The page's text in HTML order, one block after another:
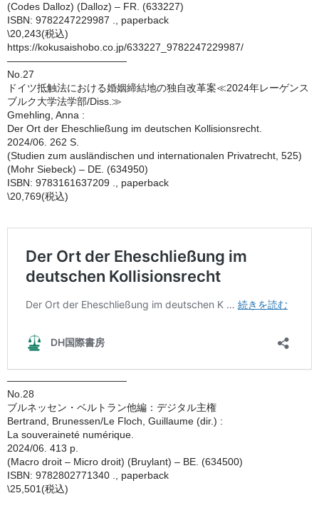
(Codes Dalloz) (Dalloz) – FR. (633227)
ISBN: 9782247229987 ., paperback
\20,243(税込)
https://kokusaishobo.co.jp/633227_9782247229987/
————————————
No.27
ドイツ抵触法における婚姻締結地の独自改革案≪2024年レーゲンス
ブルク大学法学部/Diss.≫
Gmehling, Anna :
Der Ort der Eheschließung im deutschen Kollisionsrecht.
2024/06. 262 S.
(Studien zum ausländischen und internationalen Privatrecht, 525)
(Mohr Siebeck) – DE. (634950)
ISBN: 9783161637209 ., paperback
\20,769(税込)
————————————
No.28
ブルネッセン・ベルトラン他編：デジタル主権
Bertrand, Brunessen/Le Floch, Guillaume (dir.) :
La souveraineté numérique.
2024/06. 413 p.
(Macro droit – Micro droit) (Bruylant) – BE. (634500)
ISBN: 9782802771340 ., paperback
\25,501(税込)